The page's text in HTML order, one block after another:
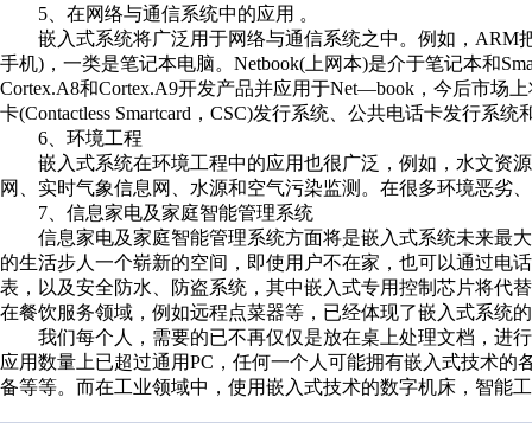
5、在网络与通信系统中的应用 。
嵌入式系统将广泛用于网络与通信系统之中。例如，ARM把
手机)，一类是笔记本电脑。Netbook(上网本)是介于笔记本和
Cortex.A8和Cortex.A9开发产品并应用于Net—book，今后市场
卡(Contactless Smartcard，CSC)发行系统、公共电话卡发行系
6、环境工程
嵌入式系统在环境工程中的应用也很广泛，例如，水文资
网、实时气象信息网、水源和空气污染监测。在很多环境恶劣
7、信息家电及家庭智能管理系统
信息家电及家庭智能管理系统方面将是嵌入式系统未来最
的生活步人一个崭新的空间，即使用户不在家，也可以通过电
表，以及安全防水、防盗系统，其中嵌入式专用控制芯片将代
在餐饮服务领域，例如远程点菜器等，已经体现了嵌入式系统
我们每个人，需要的已不再仅仅是放在桌上处理文档，进行
应用数量上已超过通用PC，任何一个人可能拥有嵌入式技术
备等等。而在工业领域中，使用嵌入式技术的数字机床，智能